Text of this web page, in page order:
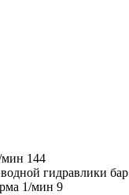
мин 144
гидравлики бар
1/мин 9